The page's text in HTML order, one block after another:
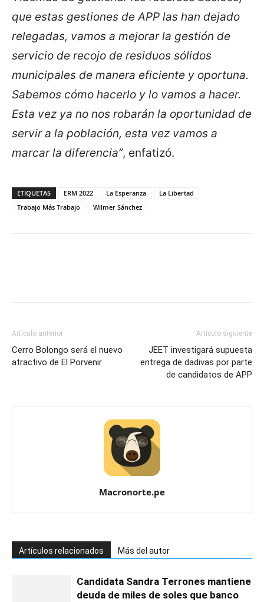
que estas gestiones de APP las han dejado
relegadas, vamos a mejorar la gestión de
servicio de recojo de residuos sólidos
municipales de manera eficiente y oportuna.
Sabemos cómo hacerlo y lo vamos a hacer.
Esta vez ya no nos robarán la oportunidad de
servir a la población, esta vez vamos a
marcar la diferencia”, enfatizó.
ETIQUETAS ERM 2022 La Esperanza
La Libertad
Trabajo Más Trabajo
Wilmer Sánchez
Artículo anterior
Cerro Bolongo será el nuevo
atractivo de El Porvenir
Artículo siguiente
JEET investigará supuesta
entrega de dadivas por parte
de candidatos de APP
Macronorte.pe
Artículos relacionados Más del autor
Candidata Sandra Terrones mantiene
deuda de miles de soles que banco